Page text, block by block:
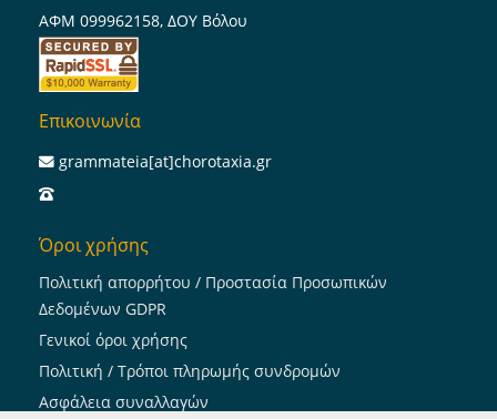
ΑΦΜ 099962158, ΔΟΥ Βόλου
Επικοινωνία
grammateia[at]chorotaxia.gr
Όροι χρήσης
Πολιτική απορρήτου / Προστασία Προσωπικών
Δεδομένων GDPR
Γενικοί όροι χρήσης
Πολιτική / Τρόποι πληρωμής συνδρομών
Ασφάλεια συναλλαγών